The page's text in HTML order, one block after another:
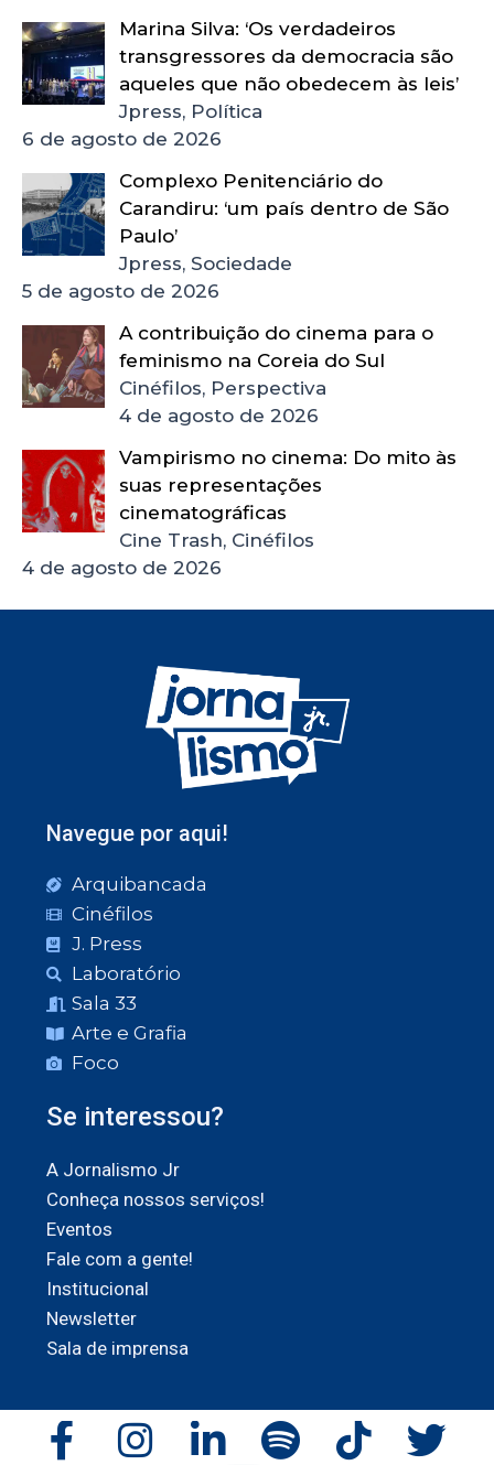
Marina Silva: ‘Os verdadeiros
transgressores da democracia são
aqueles que não obedecem às leis’
Jpress, Política
6 de agosto de 2026
Complexo Penitenciário do
Carandiru: ‘um país dentro de São
Paulo’
Jpress, Sociedade
5 de agosto de 2026
A contribuição do cinema para o
feminismo na Coreia do Sul
Cinéfilos, Perspectiva
4 de agosto de 2026
Vampirismo no cinema: Do mito às
suas representações
cinematográficas
Cine Trash, Cinéfilos
4 de agosto de 2026
Navegue por aqui!
Arquibancada
Cinéfilos
J. Press
Laboratório
Sala 33
Arte e Grafia
Foco
Se interessou?
A Jornalismo Jr
Conheça nossos serviços!
Eventos
Fale com a gente!
Institucional
Newsletter
Sala de imprensa